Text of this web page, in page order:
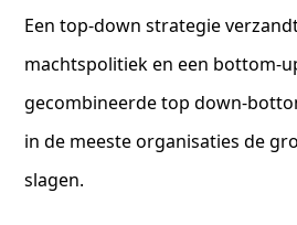
Een top-down strategie
machtspolitiek en een bottom-
gecombineerde top down-
in de meeste organisaties de
slagen.